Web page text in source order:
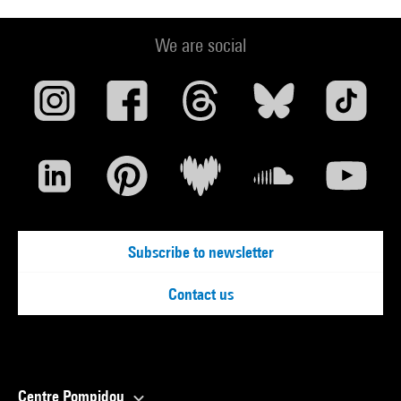
futur (CNRS
Editions, 2000), « Nuit et Brouillard », un film dans l'histoire
2007) et, en collaboration avec Annette Wieviorka, Univers
concentrationnaire et génocide. Voir, savoir, comprendre,
publique d'information pôle Action culturelle et
We are social
Subscribe to newsletter
Contact us
Centre Pompidou